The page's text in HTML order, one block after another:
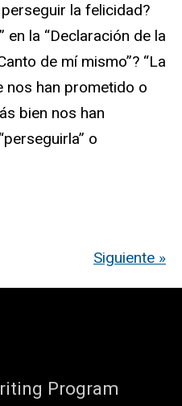
la felicidad?
en la “Declaración de la
de mí mismo”? “La
nos han prometido o
bien nos han
o
Siguiente »
Program